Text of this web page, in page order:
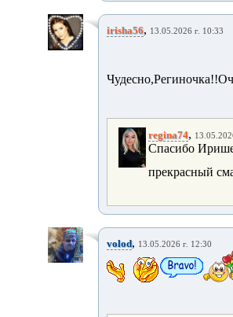
irisha56, 13.05.2026 г. 10:33
regina74,
Спасибо
прекрасный
volod, 13.05.2026 г. 12:30